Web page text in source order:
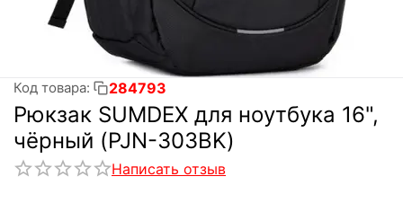
Код товара: 284793
Рюкзак SUMDEX для ноутбука 16",
чёрный (PJN-303BK)
Написать отзыв